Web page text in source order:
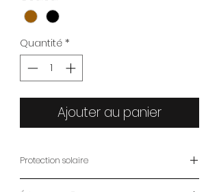
Quantité*
Ajouter au panier
Protection solaire